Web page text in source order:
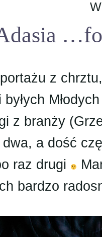
z
z branży
dwa, a dość
raz drugi
bardzo